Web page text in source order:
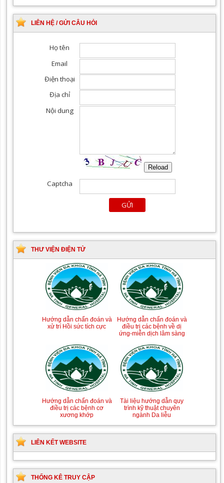
LIÊN HỆ / GỬI CÂU HỎI
THƯ VIỆN ĐIỆN TỬ
Hướng dẫn chẩn đoán và
xử trí Hồi sức tích cực
Tài liệu Hướng dẫn
phòng ngừa nhiễm
Hướng dẫn chẩn đoán và
điều trị các bệnh về dị
ứng-miễn dịch lâm sàng
Hướng dẫn chẩn đoán và
điều trị một số bệnh
truyền nhiễm
Hướng dẫn chẩn đoán và
điều trị các bệnh cơ
xương khớp
Tài liệu hướng dẫn quy
trình kỹ thuật chuyên
ngành Da liễu
LIÊN KẾT WEBSITE
THỐNG KÊ TRUY CẬP